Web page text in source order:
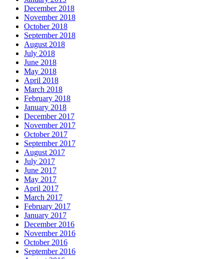
December 2018
November 2018
October 2018
September 2018
August 2018
July 2018
June 2018
May 2018
April 2018
March 2018
February 2018
January 2018
December 2017
November 2017
October 2017
September 2017
August 2017
July 2017
June 2017
May 2017
April 2017
March 2017
February 2017
January 2017
December 2016
November 2016
October 2016
September 2016